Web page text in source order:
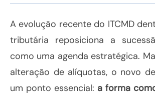
A evolução recente do ITCMD
tributária reposiciona a
como uma agenda estratégica.
alteração de alíquotas, o novo
um ponto essencial: a forma